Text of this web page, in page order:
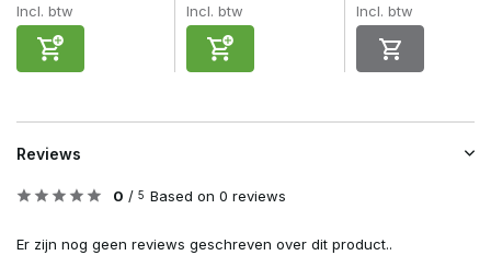
Incl. btw
Incl. btw
Incl. btw
Reviews
0 / 5 Based on 0 reviews
Er zijn nog geen reviews geschreven over dit product..